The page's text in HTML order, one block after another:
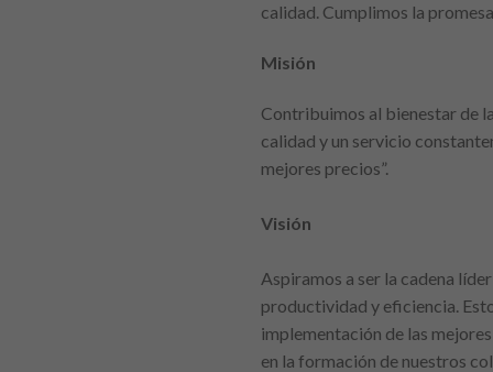
calidad. Cumplimos la
Misión
Contribuimos al bienestar de
calidad y un servicio
mejores precios”.
Visión
Aspiramos a ser la cadena
productividad y eficiencia.
implementación de las
en la formación de nuestros